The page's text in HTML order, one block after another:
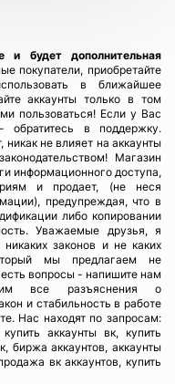
и будет дополнительная
покупатели, приобретайте
в ближайшее
аккаунты только в том
пользоваться! Если у Вас
обратитесь в поддержку.
не влияет на аккаунты
Магазин
информационного доступа,
и продает, (не неся
предупреждая, что в
либо копировании
Уважаемые друзья, я
законов и не каких
мы предлагаем не
вопросы - напишите нам
все разъяснения о
и стабильность в работе
Нас находят по запросам:
аккаунты вк, купить
биржа аккаунтов, аккаунты
вк аккаунтов, купить